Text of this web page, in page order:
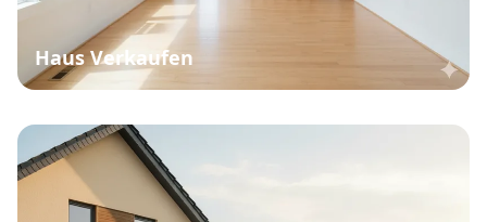
Haus Verkaufen